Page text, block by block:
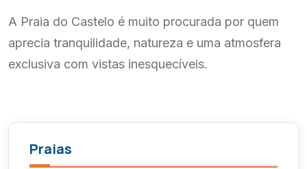
A Praia do Castelo é muito procurada por quem
aprecia tranquilidade, natureza e uma atmosfera
exclusiva com vistas inesquecíveis.
Praias